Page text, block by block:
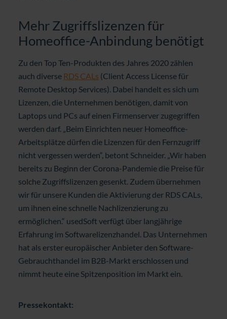
Mehr Zugriffslizenzen für
Homeoffice-Anbindung benötigt
Zu den Top Ten-Produkten des Jahres 2020 zählen
auch diverse RDS CALs (Client Access License für
Remote Desktop Services). Dabei handelt es sich um
Lizenzen, die Unternehmen benötigen, damit von
Laptops und PCs auf einen Firmenserver zugegriffen
werden darf. „Beim Einrichten neuer Homeoffice-
Arbeitsplätze dürfen die Lizenzen für den Fernzugriff
nicht vergessen werden“, betont Schneider. „Wir haben
bereits zu Beginn der Corona-Pandemie die Preise für
solche Zugriffslizenzen gesenkt. Zudem übernehmen
wir für unsere Kunden die Aktivierung der RDS CALs,
um ihnen eine schnelle Nachlizenzierung zu
ermöglichen.“ usedSoft verfügt über langjährige
Erfahrung im Softwarelizenzhandel. Das Unternehmen
hat als erster europäischer Anbieter den Software-
Gebrauchthandel im B2B-Markt erschlossen und
nimmt heute eine Spitzenposition im Markt ein.
Pressekontakt: